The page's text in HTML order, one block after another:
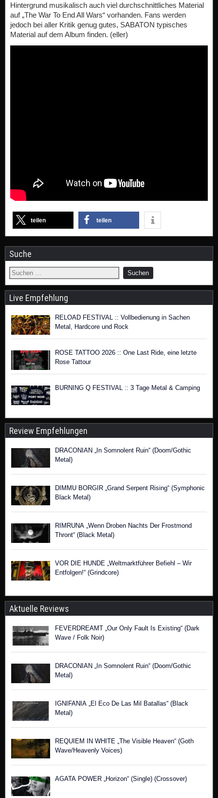
Hintergrund musikalisch auch viel durchschnittliches Material
auf „The War To End All Wars“ vorhanden. Fans werden
jedoch bei aller Kritik genug gutes, SABATON typisches
Material auf dem Album finden. (eller)
teilen teilen
Suche
Live Empfehlung
RELOAD FESTIVAL :: Vollbedienung in Sachen
Metal, Hardcore und Rock
ROSE TATTOO 2026 :: One Last Ride, eine letzte
Rose Tattour
BURNING Q FESTIVAL :: 3 Tage Metal & Camping
Review Empfehlungen
DRACONIAN „In Somnolent Ruin“ (Doom/Gothic
Metal)
DIMMU BORGIR „Grand Serpent Rising“ (Symphonic
Black Metal)
RIMRUNA „Wenn Droben Nachts Der Frostmond
Thront“ (Black Metal)
VOR DIE HUNDE „Weltmarktführer Befiehl – Wir
Entfolgen!“ (Grindcore)
Aktuelle Reviews
FEVERDREAMT „Our Only Fault Is Existing“ (Dark
Wave / Folk Noir)
DRACONIAN „In Somnolent Ruin“ (Doom/Gothic
Metal)
IGNIFANIA „El Eco De Las Mil Batallas“ (Black
Metal)
REQUIEM IN WHITE „The Visible Heaven“ (Goth
Wave/Heavenly Voices)
AGATA POWER „Horizon“ (Single) (Crossover)